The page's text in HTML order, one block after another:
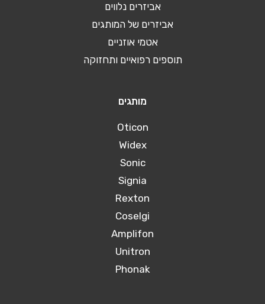
אביזרים נלווים
אביזרים של המותגים
אטמי אוזניים
תוספים רפואיים ותחזוקה
מותגים
Oticon
Widex
Sonic
Signia
Rexton
Coselgi
Amplifon
Unitron
Phonak